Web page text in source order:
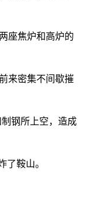
座焦炉和高炉的
来密集不间歇摧
钢所上空，造成
鞍山。